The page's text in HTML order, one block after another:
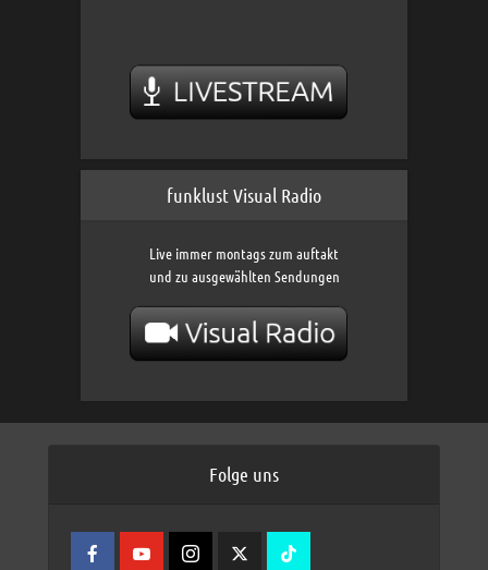
funklust Visual Radio
Live immer montags zum auftakt
und zu ausgewählten Sendungen
Folge uns